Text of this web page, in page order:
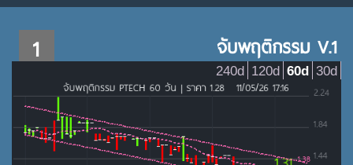
1 จับพฤติกรรม V.1
30d
60d
120d
240d